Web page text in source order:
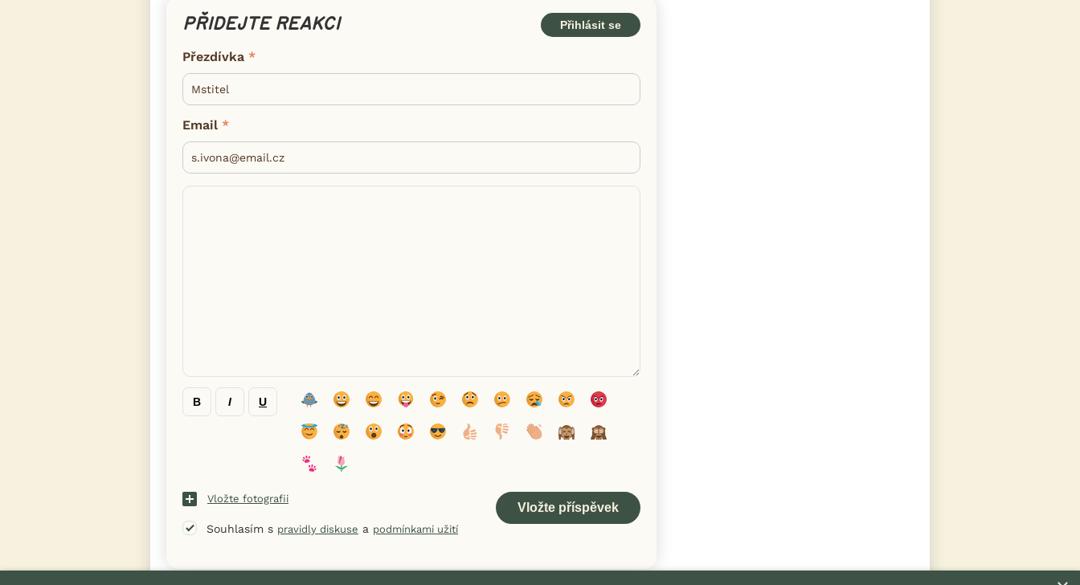
PŘIDEJTE REAKCI Přihlásit se
Přezdívka
Email
B I U
Vložte fotografii
Souhlasím s pravidly diskuse a podmínkami užití